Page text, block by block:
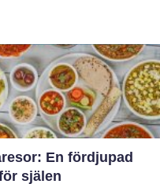
En fördjupad
själen